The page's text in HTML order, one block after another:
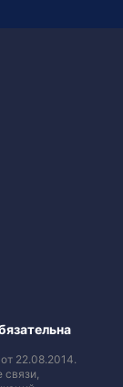
22.08.2014.
связи,